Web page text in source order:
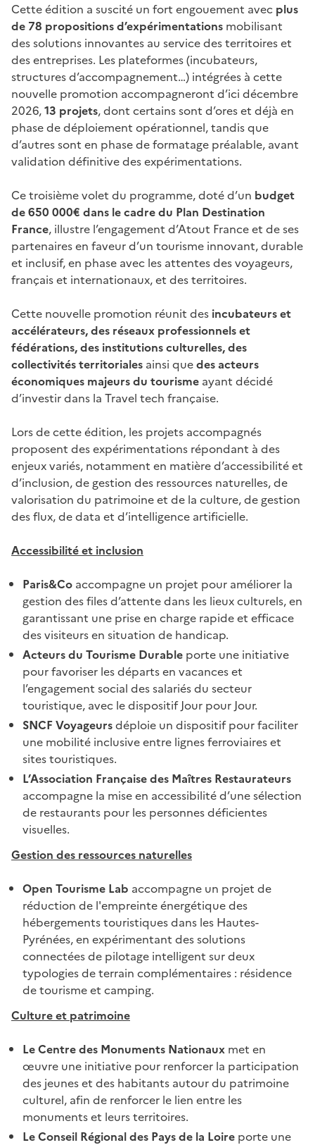
Cette édition a suscité un fort engouement avec plus
de 78 propositions d’expérimentations mobilisant
des solutions innovantes au service des territoires et
des entreprises. Les plateformes (incubateurs,
structures d’accompagnement…) intégrées à cette
nouvelle promotion accompagneront d’ici décembre
2026,13 projets, dont certains sont d’ores et déjà en
phase de déploiement opérationnel, tandis que
d’autres sont en phase de formatage préalable, avant
validation définitive des expérimentations.
Ce troisième volet du programme, doté d’un budget
de 650 000€ dans le cadre du Plan Destination
France, illustre l’engagement d’Atout France et de ses
partenaires en faveur d’un tourisme innovant, durable
et inclusif, en phase avec les attentes des voyageurs,
français et internationaux, et des territoires.
Cette nouvelle promotion réunit des incubateurs et
accélérateurs, des réseaux professionnels et
fédérations, des institutions culturelles, des
collectivités territoriales ainsi quedes acteurs
économiques majeurs du tourisme ayant décidé
d’investir dans la Travel tech française.
Lors de cette édition, les projets accompagnés
proposent des expérimentations répondant à des
enjeux variés, notamment en matière d’accessibilité et
d’inclusion, de gestion des ressources naturelles, de
valorisation du patrimoine et de la culture, de gestion
des flux, de data et d’intelligence artificielle.
Accessibilité et inclusion
Paris&Co accompagne un projet pour améliorer la
gestion des files d’attente dans les lieux culturels, en
garantissant une prise en charge rapide et efficace
des visiteurs en situation de handicap.
Acteurs du Tourisme Durable porte une initiative
pour favoriser les départs en vacances et
l’engagement social des salariés du secteur
touristique, avec le dispositif Jour pour Jour.
SNCF Voyageursdéploie un dispositif pour faciliter
une mobilité inclusive entre lignes ferroviaires et
sites touristiques.
L’Association Française des Maîtres Restaurateurs
accompagne la mise en accessibilité d’une sélection
de restaurants pour les personnes déficientes
visuelles.
Gestion des ressources naturelles
Open Tourisme Lab accompagne un projet de
réduction de l'empreinte énergétique des
hébergements touristiques dans les Hautes-
Pyrénées, en expérimentant des solutions
connectées de pilotage intelligent sur deux
typologies de terrain complémentaires : résidence
de tourisme et camping.
Culture et patrimoine
Le Centre des Monuments Nationaux met en
œuvre une initiative pour renforcer la participation
des jeunes et des habitants autour du patrimoine
culturel, afin de renforcer le lien entre les
monuments et leurs territoires.
Le Conseil Régional des Pays de la Loire porte une